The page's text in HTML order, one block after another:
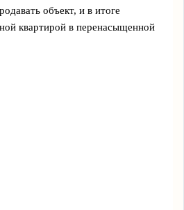
объект, и в итоге
квартирой в перенасыщенной